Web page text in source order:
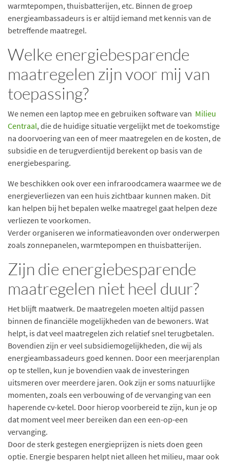
warmtepompen, thuisbatterijen, etc. Binnen de groep
energieambassadeurs is er altijd iemand met kennis van de
betreffende maatregel.
Welke energiebesparende
maatregelen zijn voor mij van
toepassing?
We nemen een laptop mee en gebruiken software van Milieu
Centraal, die de huidige situatie vergelijkt met de toekomstige
na doorvoering van een of meer maatregelen en de kosten, de
subsidie en de terugverdientijd berekent op basis van de
energiebesparing.
We beschikken ook over een infraroodcamera waarmee we de
energieverliezen van een huis zichtbaar kunnen maken. Dit
kan helpen bij het bepalen welke maatregel gaat helpen deze
verliezen te voorkomen.
Verder organiseren we informatieavonden over onderwerpen
zoals zonnepanelen, warmtepompen en thuisbatterijen.
Zijn die energiebesparende
maatregelen niet heel duur?
Het blijft maatwerk. De maatregelen moeten altijd passen
binnen de financiële mogelijkheden van de bewoners. Wat
helpt, is dat veel maatregelen zich relatief snel terugbetalen.
Bovendien zijn er veel subsidiemogelijkheden, die wij als
energieambassadeurs goed kennen. Door een meerjarenplan
op te stellen, kun je bovendien vaak de investeringen
uitsmeren over meerdere jaren. Ook zijn er soms natuurlijke
momenten, zoals een verbouwing of de vervanging van een
haperende cv-ketel. Door hierop voorbereid te zijn, kun je op
dat moment veel meer bereiken dan een een-op-een
vervanging.
Door de sterk gestegen energieprijzen is niets doen geen
optie. Energie besparen helpt niet alleen het milieu, maar ook